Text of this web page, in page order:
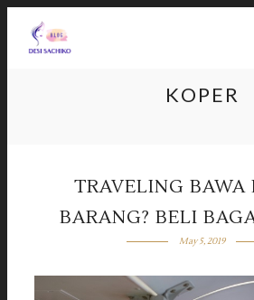
KOPER
TRAVELING BAWA
BARANG? BELI
May 5, 2019